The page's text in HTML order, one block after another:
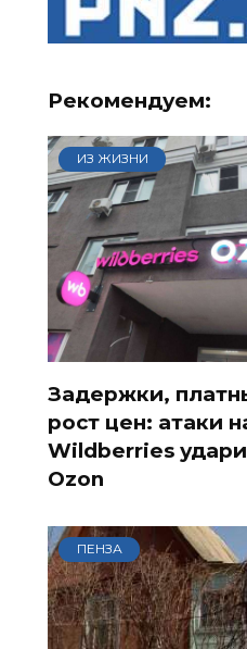
Рекомендуем:
ИЗ ЖИЗНИ
Задержки,
рост цен: атаки
Wildberries
Ozon
ПЕНЗА